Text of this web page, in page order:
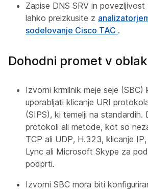
Zapise DNS SRV in povezljivost
lahko preizkusite z
sodelovanje Cisco TAC .
Dohodni promet v
Izvorni krmilnik meje seje (SBC)
uporabljati klicanje URI
(SIPS), ki temelji na standardih.
protokoli ali metode, kot so
TCP ali UDP, H.323, klicanje
Lync ali Microsoft Skype za
podprti.
Izvorni SBC mora biti